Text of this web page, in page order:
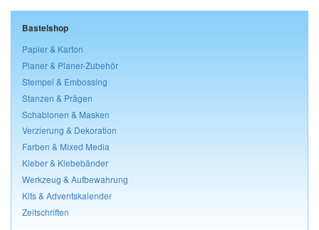
Bastelshop
Papier & Karton
Planer & Planer-Zubehör
Stempel & Embossing
Stanzen & Prägen
Schablonen & Masken
Verzierung & Dekoration
Farben & Mixed Media
Kleber & Klebebänder
Werkzeug & Aufbewahrung
Kits & Adventskalender
Zeitschriften